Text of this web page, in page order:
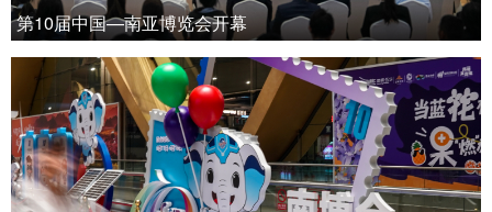
第10届中国—南亚博览会开幕